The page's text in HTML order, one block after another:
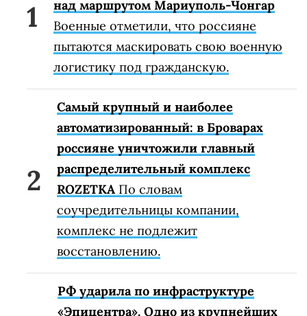
над маршрутом Мариуполь-Чонгар
Военные отметили, что россияне
пытаются маскировать свою военную
логистику под гражданскую.
Самый крупный и наиболее
автоматизированный: в Броварах
россияне уничтожили главный
распределительный комплекс
ROZETKA По словам
соучредительницы компании,
комплекс не подлежит
восстановлению.
РФ ударила по инфраструктуре
«Эпицентра». Одно из крупнейших